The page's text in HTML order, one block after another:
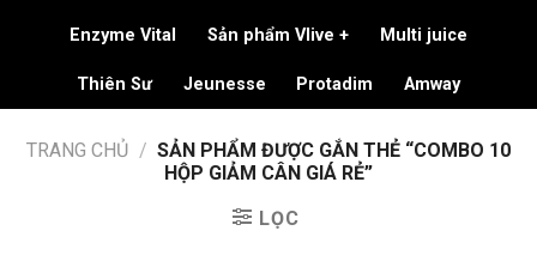
Enzyme Vital Sản phẩm Vlive + Multi juice
Thiên Sư Jeunesse Protadim Amway
TRANG CHỦ / SẢN PHẨM ĐƯỢC GẮN THẺ “COMBO 10
HỘP GIẢM CÂN GIÁ RẺ”
LỌC